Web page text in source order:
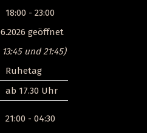
18:00 - 23:00
geöffnet
und 21:45)
Ruhetag
ab 17.30 Uhr
21:00 - 04:30